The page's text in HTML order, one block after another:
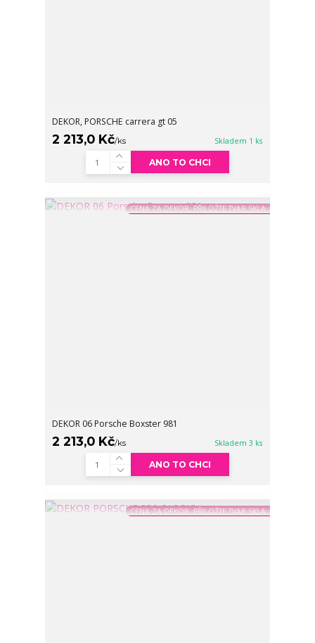
DEKOR, PORSCHE carrera gt 05
2 213,0 Kč/ks Skladem 1 ks
ANO TO CHCI
CENA ZA DEKOR, PŘILOŽTE TVAR SKLA
DEKOR 06 Porsche Boxster 981
2 213,0 Kč/ks Skladem 3 ks
ANO TO CHCI
CENA ZA DEKOR, PŘILOŽTE TVAR SKLA